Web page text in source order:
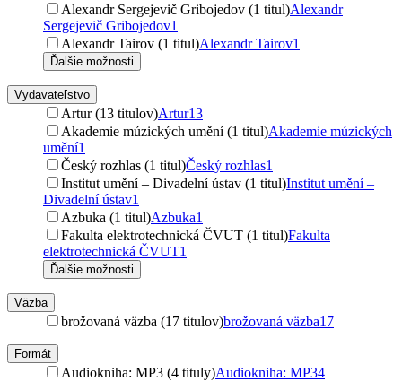
Alexandr Sergejevič Gribojedov (1 titul)Alexandr
Sergejevič Gribojedov1
Alexandr Tairov (1 titul)Alexandr Tairov1
Ďalšie možnosti
Vydavateľstvo
Artur (13 titulov)Artur13
Akademie múzických umění (1 titul)Akademie múzických
umění1
Český rozhlas (1 titul)Český rozhlas1
Institut umění – Divadelní ústav (1 titul)Institut umění –
Divadelní ústav1
Azbuka (1 titul)Azbuka1
Fakulta elektrotechnická ČVUT (1 titul)Fakulta
elektrotechnická ČVUT1
Ďalšie možnosti
Väzba
brožovaná väzba (17 titulov)brožovaná väzba17
Formát
Audiokniha: MP3 (4 tituly)Audiokniha: MP34